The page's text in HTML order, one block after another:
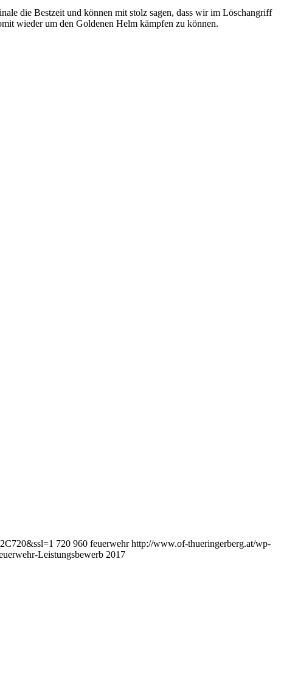
die Bestzeit und können mit stolz sagen, dass wir im Löschangriff
wieder um den Goldenen Helm kämpfen zu können.
720 960 feuerwehr http://www.of-thueringerberg.at/wp-
Leistungsbewerb 2017